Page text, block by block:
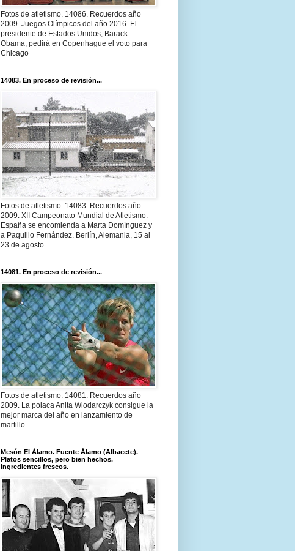
Fotos de atletismo. 14086. Recuerdos año
2009. Juegos Olímpicos del año 2016. El
presidente de Estados Unidos, Barack
Obama, pedirá en Copenhague el voto para
Chicago
14083. En proceso de revisión...
Fotos de atletismo. 14083. Recuerdos año
2009. XII Campeonato Mundial de Atletismo.
España se encomienda a Marta Domínguez y
a Paquillo Fernández. Berlín, Alemania, 15 al
23 de agosto
14081. En proceso de revisión...
Fotos de atletismo. 14081. Recuerdos año
2009. La polaca Anita Wlodarczyk consigue la
mejor marca del año en lanzamiento de
martillo
Mesón El Álamo. Fuente Álamo (Albacete).
Platos sencillos, pero bien hechos.
Ingredientes frescos.